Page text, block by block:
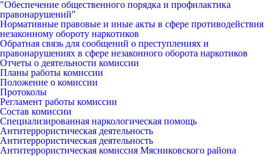
"Обеспечение общественного порядка и профилактика
правонарушений"
Нормативные правовые и иные акты в сфере противодействия
незаконному обороту наркотиков
Обратная связь для сообщений о преступлениях и
правонарушениях в сфере незаконного оборота наркотиков
Отчеты о деятельности комиссии
Планы работы комиссии
Положение о комиссии
Протоколы
Регламент работы комиссии
Состав комиссии
Специализированная наркологическая помощь
Антитеррористическая деятельность
Антитеррористическая деятельность
Антитеррористическая комиссия Мясниковского района